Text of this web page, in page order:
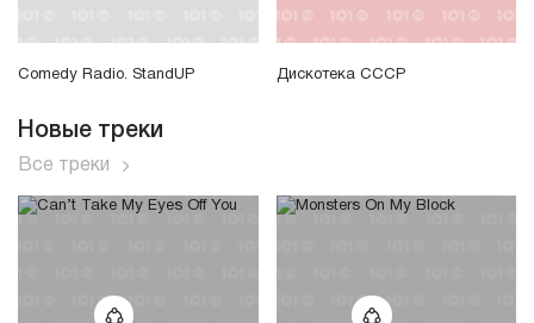
Comedy Radio. StandUP Дискотека СССР
Новые треки
Все треки